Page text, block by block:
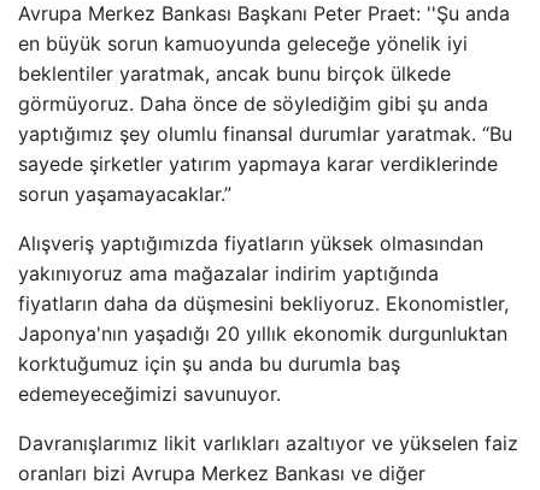
Avrupa Merkez Bankası Başkanı Peter Praet: ''Şu anda
en büyük sorun kamuoyunda geleceğe yönelik iyi
beklentiler yaratmak, ancak bunu birçok ülkede
görmüyoruz. Daha önce de söylediğim gibi şu anda
yaptığımız şey olumlu finansal durumlar yaratmak. “Bu
sayede şirketler yatırım yapmaya karar verdiklerinde
sorun yaşamayacaklar.”
Alışveriş yaptığımızda fiyatların yüksek olmasından
yakınıyoruz ama mağazalar indirim yaptığında
fiyatların daha da düşmesini bekliyoruz. Ekonomistler,
Japonya'nın yaşadığı 20 yıllık ekonomik durgunluktan
korktuğumuz için şu anda bu durumla baş
edemeyeceğimizi savunuyor.
Davranışlarımız likit varlıkları azaltıyor ve yükselen faiz
oranları bizi Avrupa Merkez Bankası ve diğer